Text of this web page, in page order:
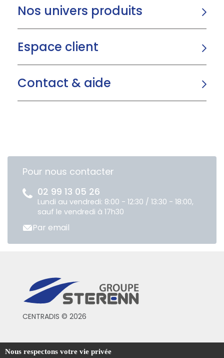
Nos univers produits
Espace client
Contact & aide
Pour nous contacter
02 99 13 05 26
Lundi au vendredi: 8:00 - 12:30 / 13:30 - 18:00,
sauf le vendredi à 17h30
Par email
CENTRADIS © 2026
Conditions générales de vente
Nous respectons votre vie privée